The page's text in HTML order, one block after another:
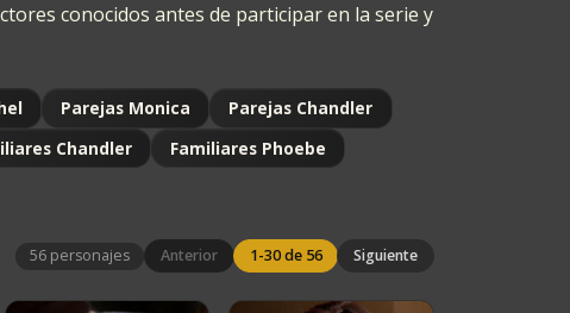
conocidos antes de participar en la serie y
Parejas Monica
Parejas Chandler
Chandler
Familiares Phoebe
56 personajes Anterior 1-30 de 56 Siguiente